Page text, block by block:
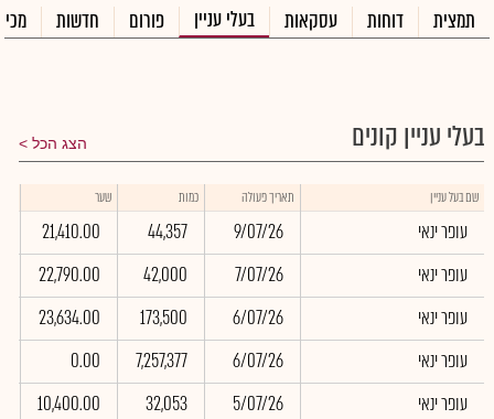
תמצית דוחות עסקאות בעלי עניין פורום חדשות
בעלי עניין קונים הצג הכל
שם בעל עניין תאריך פעולה כמות שער
עופר ינאי 9/07/26
44,357
21,410.00
עופר ינאי
7/07/26
42,000
22,790.00
עופר ינאי
6/07/26
173,500
23,634.00
עופר ינאי
6/07/26
7,257,377
0.00
עופר ינאי
5/07/26
32,053
10,400.00